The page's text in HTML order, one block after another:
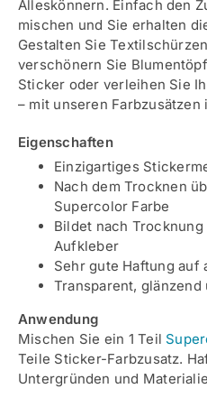
Alleskönnern. Einfach den
mischen und Sie erhalten
Gestalten Sie
verschönern Sie
Sticker oder verleihen Sie
– mit unseren Farbzusätzen
Eigenschaften
Einzigartiges
Nach dem Trocknen
Supercolor Farbe
Bildet nach
Aufkleber
Sehr gute Haftung auf
Transparent,
Anwendung
Mischen Sie ein 1 Teil
Teile Sticker-Farbzusatz.
Untergründen und